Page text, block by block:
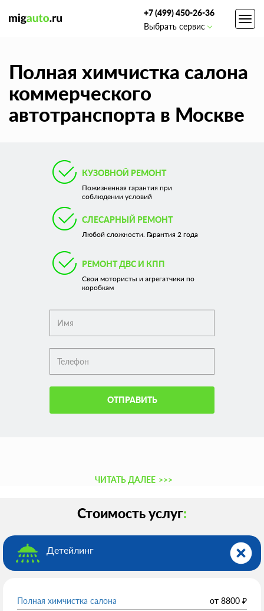
+7 (499) 450-26-36
Выбрать сервис
Полная химчистка салона
коммерческого
автотранспорта в Москве
КУЗОВНОЙ РЕМОНТ
Пожизненная гарантия при
соблюдении условий
СЛЕСАРНЫЙ РЕМОНТ
Любой сложности. Гарантия 2 года
РЕМОНТ ДВС И КПП
Свои мотористы и агрегатчики по
коробкам
ОТПРАВИТЬ
ЧИТАТЬ ДАЛЕЕ >>>
Стоимость услуг:
Детейлинг
Полная химчистка салона от 8800 ₽